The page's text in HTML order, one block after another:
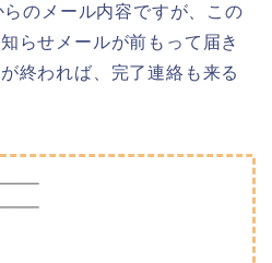
のメール内容ですが、この
らせメールが前もって届き
終われば、完了連絡も来る